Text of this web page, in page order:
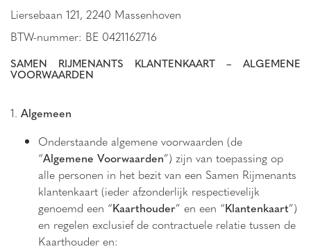
Liersebaan 121, 2240 Massenhoven
BTW-nummer: BE 0421162716
SAMEN RIJMENANTS KLANTENKAART – ALGEMENE
VOORWAARDEN
1. Algemeen
Onderstaande algemene voorwaarden (de
“Algemene Voorwaarden”) zijn van toepassing op
alle personen in het bezit van een Samen Rijmenants
klantenkaart (ieder afzonderlijk respectievelijk
genoemd een “Kaarthouder” en een “Klantenkaart”)
en regelen exclusief de contractuele relatie tussen de
Kaarthouder en: